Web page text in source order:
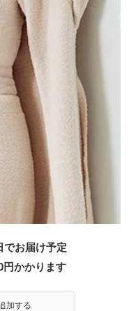
でお届け予定
円かかります
加する